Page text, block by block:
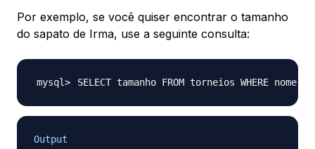
Por exemplo, se você quiser encontrar o tamanho
do sapato de Irma, use a seguinte consulta:
SELECT tamanho FROM torneios WHERE nome
Output